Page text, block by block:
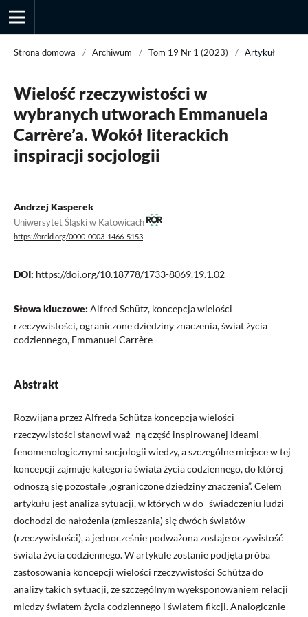
Przegląd Socjologii Jakościowej
Strona domowa / Archiwum / Tom 19 Nr 1 (2023) / Artykuł
Wielość rzeczywistości w
wybranych utworach Emmanuela
Carrère’a. Wokół literackich
inspiracji socjologii
Andrzej Kasperek
Uniwersytet Śląski w Katowicach
https://orcid.org/0000-0003-1466-5153
DOI: https://doi.org/10.18778/1733-8069.19.1.02
Słowa kluczowe: Alfred Schütz, koncepcja wielości
rzeczywistości, ograniczone dziedziny znaczenia, świat życia
codziennego, Emmanuel Carrère
Abstrakt
Rozwijana przez Alfreda Schütza koncepcja wielości
rzeczywistości stanowi waż- ną część inspirowanej ideami
fenomenologicznymi socjologii wiedzy, a szczególne miejsce w tej
koncepcji zajmuje kategoria świata życia codziennego, do której
odnoszą się pozostałe „ograniczone dziedziny znaczenia”. Celem
artykułu jest analiza sytuacji, w których w do- świadczeniu ludzi
dochodzi do nałożenia (zmieszania) się dwóch światów
(rzeczywistości), a jednocześnie podważona zostaje oczywistość
świata życia codziennego. W artykule zostanie podjęta próba
zastosowania koncepcji wielości rzeczywistości Schütza do
analizy takich sytuacji, ze szczególnym wyeksponowaniem relacji
między światem życia codziennego i światem fikcji. Analogicznie